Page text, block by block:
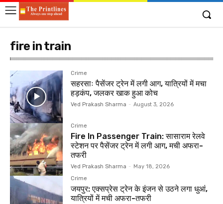
fire in train
Crime
सहरसाः पैसेंजर ट्रेन में लगी आग, यात्रियों में मचा
हड़कंप, जलकर खाक हुआ कोच
Ved Prakash Sharma - August 3, 2026
Crime
Fire In Passenger Train: सासाराम रेलवे
स्टेशन पर पैसेंजर ट्रेन में लगी आग, मची अफरा-
तफरी
Ved Prakash Sharma -
May 18, 2026
Crime
जयपुर: एक्सप्रेस ट्रेन के इंजन से उठने लगा धुआं,
यात्रियों में मची अफरा-तफरी